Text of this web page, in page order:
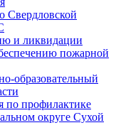
Свердловской
и ликвидации
пожарной
образовательный
по профилактике
округе Сухой